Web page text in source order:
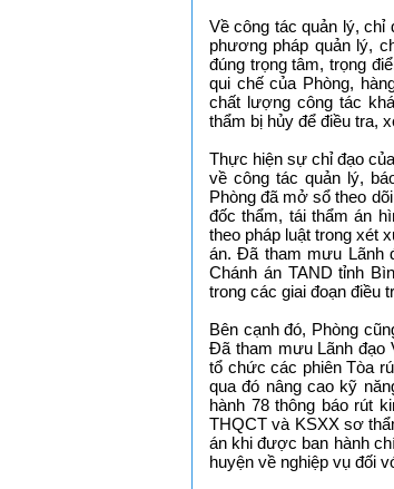
Về công tác quản lý, chỉ
phương pháp quản lý,
đúng trọng tâm, trọng
qui chế của Phòng,
chất lượng công tác
thẩm bị hủy để điều tra,
Thực hiện sự chỉ đạo
về công tác quản lý,
Phòng đã mở sổ theo
đốc thẩm, tái thẩm án
theo pháp luật trong xét
án. Đã tham mưu Lãnh
Chánh án TAND tỉnh
trong các giai đoạn điều
Bên cạnh đó, Phòng
Đã tham mưu Lãnh đạo
tổ chức các phiên Tòa
qua đó nâng cao kỹ
hành 78 thông báo rút
THQCT và KSXX sơ
án khi được ban hành
huyện về nghiệp vụ đối